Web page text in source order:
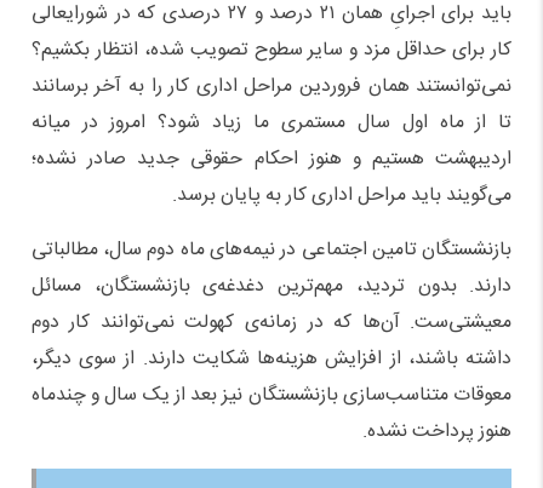
باید برای اجرایِ همان ۲۱ درصد و ۲۷ درصدی که در شورایعالی
کار برای حداقل مزد و سایر سطوح تصویب شده، انتظار بکشیم؟
نمی‌توانستند همان فروردین مراحل اداری کار را به آخر برسانند
تا از ماه اول سال مستمری ما زیاد شود؟ امروز در میانه
اردیبهشت هستیم و هنوز احکام حقوقی جدید صادر نشده؛
می‌گویند باید مراحل اداری کار به پایان برسد.
بازنشستگان تامین اجتماعی در نیمه‌های ماه دوم سال، مطالباتی
دارند. بدون تردید، مهم‌ترین دغدغه‌ی بازنشستگان، مسائل
معیشتی‌ست. آن‌ها که در زمانه‌ی کهولت نمی‌توانند کار دوم
داشته باشند، از افزایش هزینه‌ها شکایت دارند. از سوی دیگر،
معوقات متناسب‌سازی بازنشستگان نیز بعد از یک سال و چندماه
هنوز پرداخت نشده.